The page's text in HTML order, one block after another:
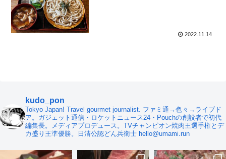
2022.11.14
kudo_pon
Tokyo Japan! Travel gourmet journalist. ファミ通→色々→ライブド
ア。ガジェット通信・ロケットニュース24・Pouchの創設者で初代
編集長。メディアプロデュース。TVチャンピオン焼肉王選手権とデ
カ盛り王準優勝。日清公認どん兵衛士 hello@umami.run